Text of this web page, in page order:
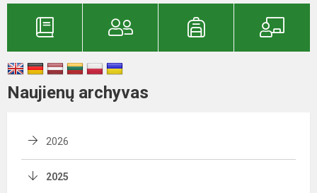
Naujienų archyvas
2026
2025